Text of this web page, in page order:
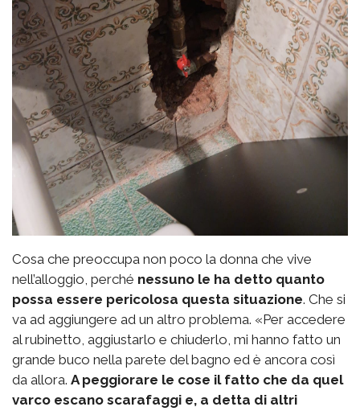
Cosa che preoccupa non poco la donna che vive
nell’alloggio, perché nessuno le ha detto quanto
possa essere pericolosa questa situazione. Che si
va ad aggiungere ad un altro problema. «Per accedere
al rubinetto, aggiustarlo e chiuderlo, mi hanno fatto un
grande buco nella parete del bagno ed è ancora così
da allora. A peggiorare le cose il fatto che da quel
varco escano scarafaggi e, a detta di altri